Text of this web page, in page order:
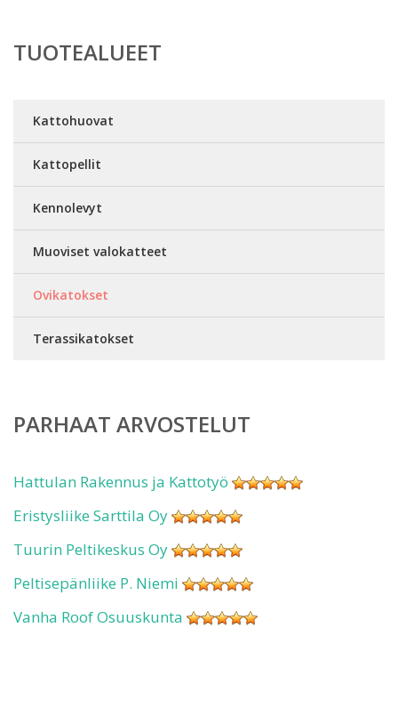
TUOTEALUEET
Kattohuovat
Kattopellit
Kennolevyt
Muoviset valokatteet
Ovikatokset
Terassikatokset
PARHAAT ARVOSTELUT
Hattulan Rakennus ja Kattotyö
Eristysliike Sarttila Oy
Tuurin Peltikeskus Oy
Peltisepänliike P. Niemi
Vanha Roof Osuuskunta